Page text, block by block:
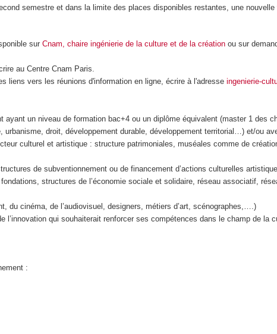
semestre et dans la limite des places disponibles restantes, une
surCnam, chaire ingénierie de la culture et de la création ou sur
au Centre Cnam Paris.
liens vers les réunions d'information en ligne, écrire à l'adresseingenierie-
ayant un niveau de formation bac+4 ou un diplôme équivalent (master 1 des
droit, développement durable, développement territorial…) et/ou
culturel et artistique : structure patrimoniales, muséales comme de
de subventionnement ou de financement d’actions culturelles
structures de l’économie sociale et solidaire, réseau associatif,
du cinéma, de l’audiovisuel, designers, métiers d’art, scénographes,….)
l’innovation qui souhaiterait renforcer ses compétences dans le champ de la
: